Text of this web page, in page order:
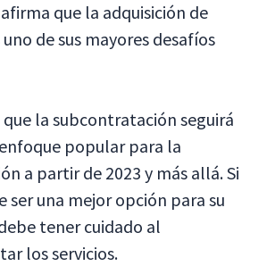
que la adquisición de
de sus mayores desafíos
que la subcontratación seguirá
popular para la
a partir de 2023 y más allá. Si
ser una mejor opción para su
tener cuidado al
los servicios.